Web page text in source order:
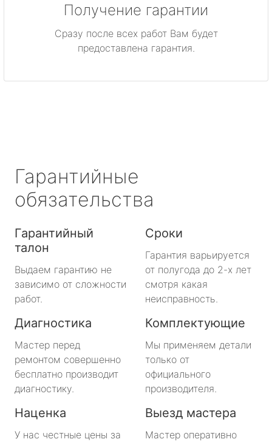
Получение гарантии
Сразу после всех работ Вам будет
предоставлена гарантия.
Гарантийные
обязательства
Гарантийный
талон
Выдаем гарантию не
зависимо от сложности
работ.
Сроки
Гарантия варьируется
от полугода до 2-х лет
смотря какая
неисправность.
Диагностика
Мастер перед
ремонтом совершенно
бесплатно производит
диагностику.
Комплектующие
Мы применяем детали
только от
официального
производителя.
Наценка
У нас честные цены за
Выезд мастера
Мастер оперативно